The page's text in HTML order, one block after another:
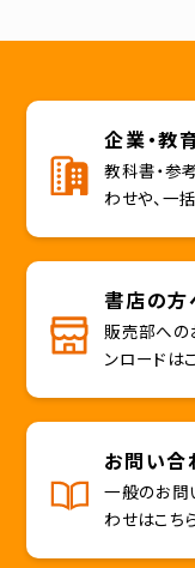
企業・教
教科書・参
わせや、一
書店の方
販売部への
ンロードは
お問い合
一般のお問
わせはこち